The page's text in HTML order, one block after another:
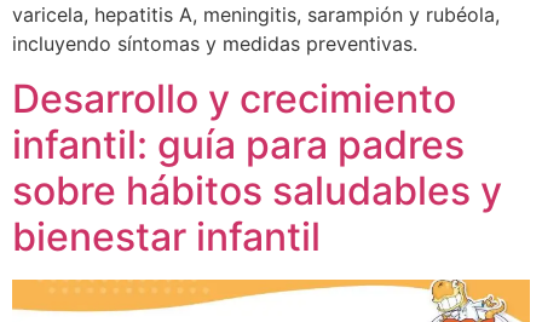
varicela, hepatitis A, meningitis, sarampión y rubéola,
incluyendo síntomas y medidas preventivas.
Desarrollo y crecimiento
infantil: guía para padres
sobre hábitos saludables y
bienestar infantil